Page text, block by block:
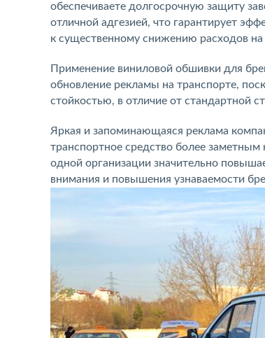
обеспечиваете долгосрочную защиту
отличной адгезией, что гарантирует
к существенному снижению расходов
Применение виниловой обшивки для
обновление рекламы на транспорте,
стойкостью, в отличие от стандартной
Яркая и запоминающаяся реклама
транспортное средство более
одной организации значительно
внимания и повышения узнаваемости